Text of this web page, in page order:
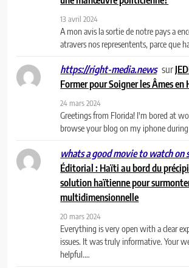
13 avril 2024
A mon avis la sortie de notre pays a
atravers nos representents, parce que
https://right-media.news sur
Former pour Soigner les Âmes en
24 mars 2024
Greetings from Florida! I'm bored at
browse your blog on my iphone
whats a good movie to watch on
Éditorial : Haïti au bord du
solution haïtienne pour
multidimensionnelle
20 mars 2024
Everything is very open with a clear
issues. It was truly informative. Your
helpful.…